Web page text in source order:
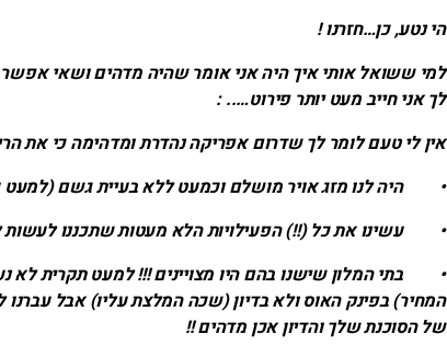
הי נטע, כן…חזרנו !
למי ששואל אותי איך היה אני אומר שהיה מדהים ושאי
לך אני חייב מעט יותר פירוט….. :
אין לי טעם לומר לך שדרום אפריקה נהדרת ומדהימה כי את
• היה לנו מזג אויר מושלם וכמעט ללא בעיית גשם
• עשינו את כל (!!) הפעילויות הלא מעטות שתכננו לעשות
• בתי המלון שישנו בהם היו מצויינים !!! למעט תקרית לא
המחיר) בפינק האוס ולא בדיון (שכה המלצת עליו) אבל עברנו
של הסוכנת שלך והדיון אכן מדהים !!